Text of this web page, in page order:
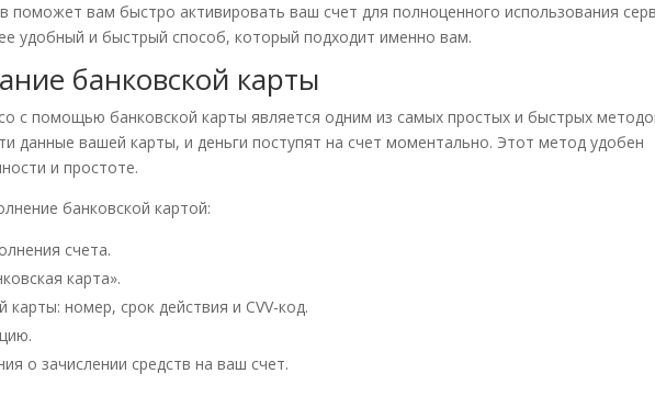
поможет вам быстро активировать ваш счет для полноценного использования
удобный и быстрый способ, который подходит именно вам.
банковской карты
с помощью банковской карты является одним из самых простых и быстрых
данные вашей карты, и деньги поступят на счет моментально. Этот метод удобен
и простоте.
банковской картой:
счета.
карта».
номер, срок действия и CVV-код.
о зачислении средств на ваш счет.